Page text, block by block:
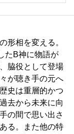
形相を変える。
たB神に物語が
脇役として登場
が聴き手の元へ
史は重層的かつ
去から未来に向
の間で思い出さ
る。また他の特